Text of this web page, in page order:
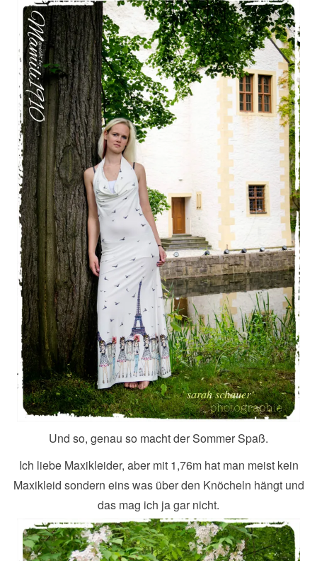
Und so, genau so macht der Sommer Spaß.
Ich liebe Maxikleider, aber mit 1,76m hat man meist kein
Maxikleid sondern eins was über den Knöcheln hängt und
das mag ich ja gar nicht.